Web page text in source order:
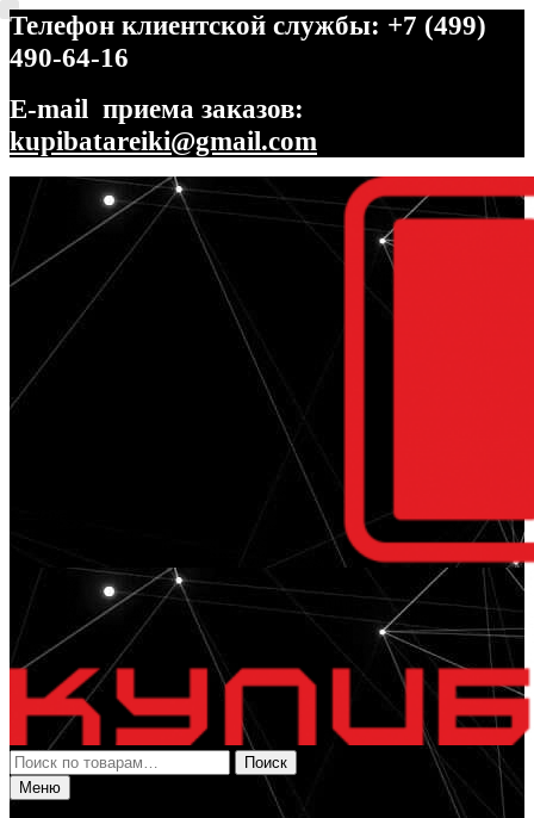
Телефон клиентской службы: +7 (499)
490-64-16
E-mail приема заказов:
kupibatareiki@gmail.com
Перейти
навигации
Перейти
содержимому
Искать:
Поиск
Меню